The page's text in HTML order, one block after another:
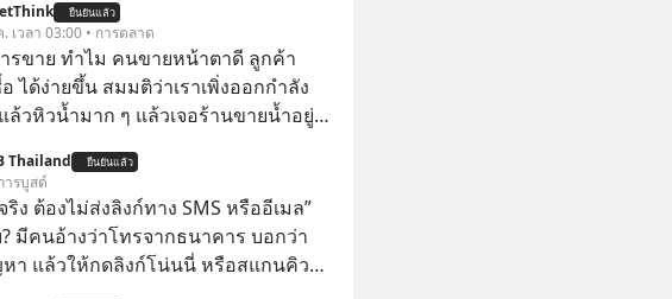
ยืนยันแล้ว
เวลา 03:00 • การตลาด
รขาย ทำไม คนขายหน้าตาดี ลูกค้า
ได้ง่ายขึ้น สมมติว่าเราเพิ่งออกกำลัง
ล้วหิวน้ำมาก ๆ แล้วเจอร้านขายน้ำอยู่
Thailand ยืนยันแล้ว
ารบูสต์
ริง ต้องไม่ส่งลิงก์ทาง SMS หรืออีเมล”
? มีคนอ้างว่าโทรจากธนาคาร บอกว่า
แล้วให้กดลิงก์โน่นนี่ หรือสแกนคิว